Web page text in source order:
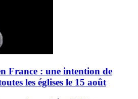
France : une intention de
les églises le 15 août